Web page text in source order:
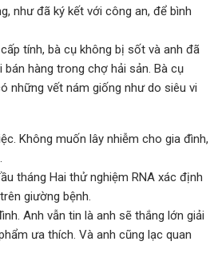
như đã ký kết với công an, để bình
tính, bà cụ không bị sốt và anh đã
hàng trong chợ hải sản. Bà cụ
những vết nám giống như do siêu vi
Không muốn lây nhiễm cho gia đình,
tháng Hai thử nghiệm RNA xác định
giường bệnh.
Anh vẫn tin là anh sẽ thắng lớn giải
ưa thích. Và anh cũng lạc quan